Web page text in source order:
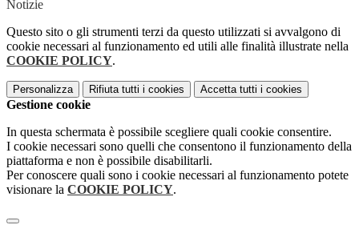
Notizie
Questo sito o gli strumenti terzi da questo utilizzati si avvalgono di
cookie necessari al funzionamento ed utili alle finalità illustrate nella
COOKIE POLICY.
Personalizza Rifiuta tutti i cookies Accetta tutti i cookies
Gestione cookie
In questa schermata è possibile scegliere quali cookie consentire.
I cookie necessari sono quelli che consentono il funzionamento della
piattaforma e non è possibile disabilitarli.
Per conoscere quali sono i cookie necessari al funzionamento potete
visionare la COOKIE POLICY.